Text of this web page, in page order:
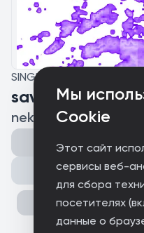
Мы
Cookie
Этот сайт
сервисы веб-
для сбора
посетителях
данные о
SINGLE
saveme
nekoslawa